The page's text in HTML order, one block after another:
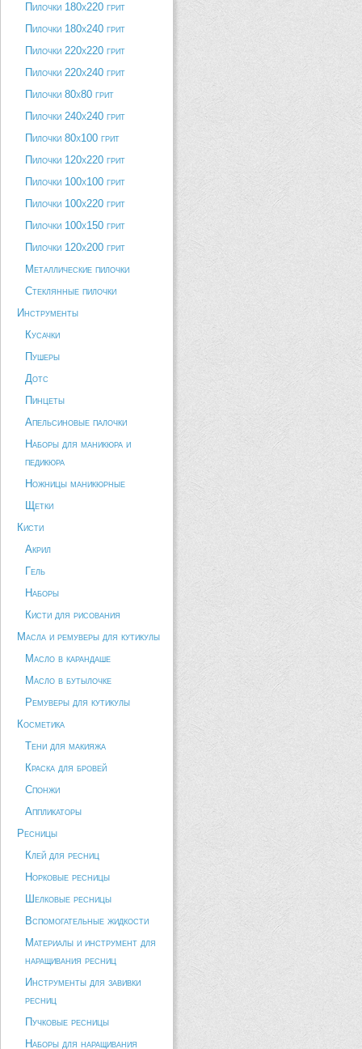
Пилочки 180х220 грит
Пилочки 180х240 грит
Пилочки 220х220 грит
Пилочки 220х240 грит
Пилочки 80х80 грит
Пилочки 240х240 грит
Пилочки 80х100 грит
Пилочки 120х220 грит
Пилочки 100х100 грит
Пилочки 100х220 грит
Пилочки 100х150 грит
Пилочки 120х200 грит
Металлические пилочки
Стеклянные пилочки
Инструменты
Кусачки
Пушеры
Дотс
Пинцеты
Апельсиновые палочки
Наборы для маникюра и
педикюра
Ножницы маникюрные
Щетки
Кисти
Акрил
Гель
Наборы
Кисти для рисования
Масла и ремуверы для кутикулы
Масло в карандаше
Масло в бутылочке
Ремуверы для кутикулы
Косметика
Тени для макияжа
Краска для бровей
Спонжи
Аппликаторы
Ресницы
Клей для ресниц
Норковые ресницы
Шелковые ресницы
Вспомогательные жидкости
Материалы и инструмент для
наращивания ресниц
Инструменты для завивки
ресниц
Пучковые ресницы
Наборы для наращивания